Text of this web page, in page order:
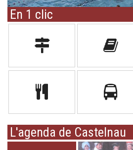
En 1 clic
L'agenda de Castelnau